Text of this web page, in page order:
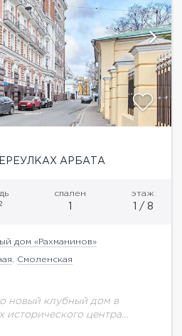
АРБАТА
спален
1
этаж
1 / 8
дом «Рахманинов»
Смоленская
новый клубный дом в
исторического центра